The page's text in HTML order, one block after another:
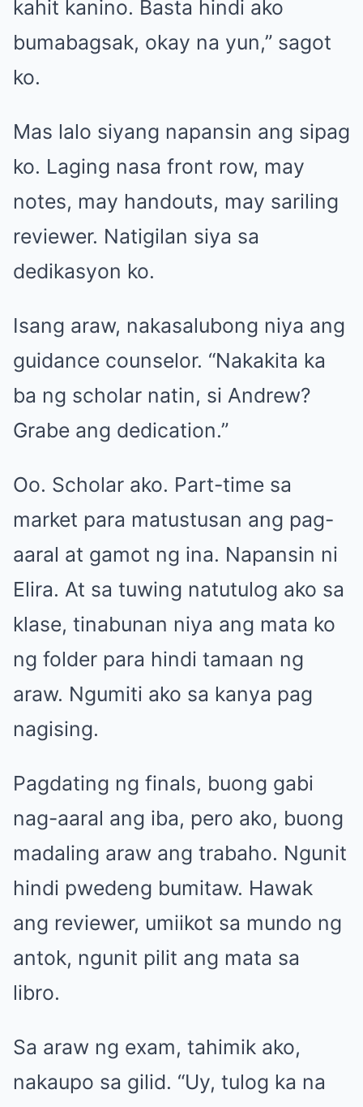
kahit kanino. Basta hindi ako
bumabagsak, okay na yun,” sagot
ko.
Mas lalo siyang napansin ang sipag
ko. Laging nasa front row, may
notes, may handouts, may sariling
reviewer. Natigilan siya sa
dedikasyon ko.
Isang araw, nakasalubong niya ang
guidance counselor. “Nakakita ka
ba ng scholar natin, si Andrew?
Grabe ang dedication.”
Oo. Scholar ako. Part-time sa
market para matustusan ang pag-
aaral at gamot ng ina. Napansin ni
Elira. At sa tuwing natutulog ako sa
klase, tinabunan niya ang mata ko
ng folder para hindi tamaan ng
araw. Ngumiti ako sa kanya pag
nagising.
Pagdating ng finals, buong gabi
nag-aaral ang iba, pero ako, buong
madaling araw ang trabaho. Ngunit
hindi pwedeng bumitaw. Hawak
ang reviewer, umiikot sa mundo ng
antok, ngunit pilit ang mata sa
libro.
Sa araw ng exam, tahimik ako,
nakaupo sa gilid. “Uy, tulog ka na